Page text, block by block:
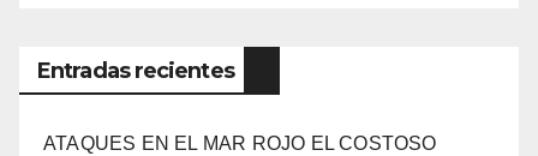
Entradas recientes
ATAQUES EN EL MAR ROJO EL COSTOSO